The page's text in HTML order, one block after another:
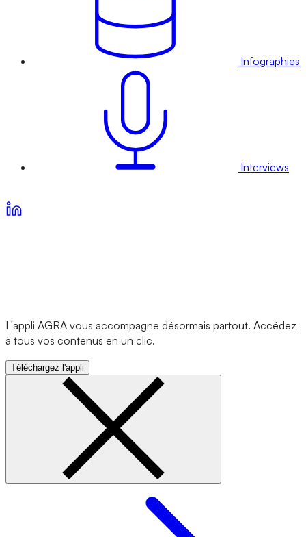
Infographies
Interviews
L'appli AGRA vous accompagne désormais partout. Accédez
à tous vos contenus en un clic.
Téléchargez l'appli